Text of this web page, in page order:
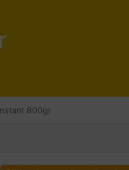
800gr